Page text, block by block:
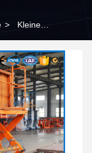
> Kleine
30T